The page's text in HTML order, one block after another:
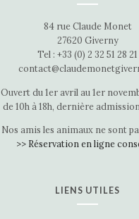
84 rue Claude Monet
27620 Giverny
Tel : +33 (0) 2 32 51 28 21
Ouvert du 1er avril au 1er
de 10h à 18h, dernière
Nos amis les animaux ne sont
>> Réservation en ligne
LIENS UTILES